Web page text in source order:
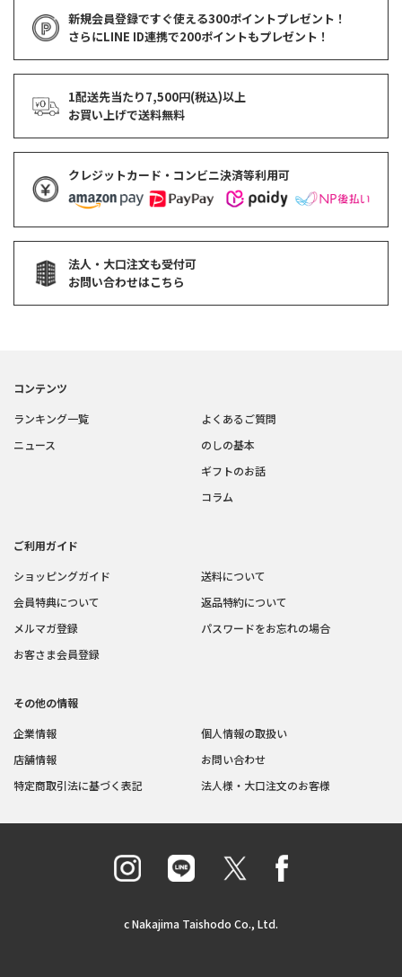
新規会員登録ですぐ使える300ポイントプレゼント！
さらにLINE ID連携で200ポイントもプレゼント！
1配送先当たり7,500円(税込)以上
お買い上げで送料無料
クレジットカード・コンビニ決済等利用可
法人・大口注文も受付可
お問い合わせはこちら
コンテンツ
ランキング一覧
ニュース
よくあるご質問
のしの基本
ギフトのお話
コラム
ご利用ガイド
ショッピングガイド
会員特典について
メルマガ登録
お客さま会員登録
送料について
返品特約について
パスワードをお忘れの場合
その他の情報
企業情報
店舗情報
特定商取引法に基づく表記
個人情報の取扱い
お問い合わせ
法人様・大口注文のお客様
c Nakajima Taishodo Co., Ltd.